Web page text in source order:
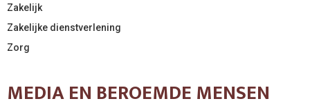
Zakelijk
Zakelijke dienstverlening
Zorg
MEDIA EN BEROEMDE MENSEN